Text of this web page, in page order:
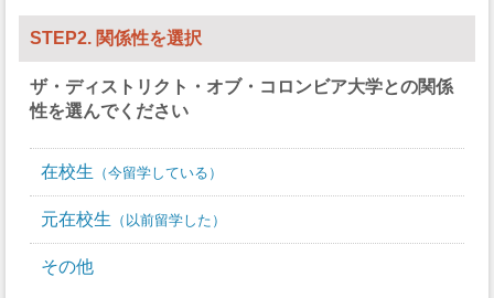
競泳/飛び込み 0
バレーボール
水球 0
レスリング
STEP2. 関係性を選択
ザ・ディストリクト・オブ・コロンビア大学との関係
性を選んでください
在校生 今留学している
元在校生 以前留学した
その他